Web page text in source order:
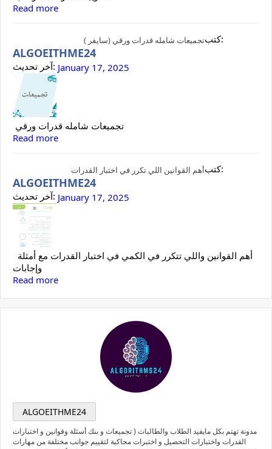
Read more
تجميعات شامله قدرات ورقي (سايفر ) كتب:
ALGOEITHME24
آخر تحديث: January 17, 2025
Read more
أهم القوانين اللي تكرر في اختبار القدرات كتب:
ALGOEITHME24
آخر تحديث: January 17, 2025
وإجابات
Read more
ALGOEITHME24
مدونة تهتم بكل مايفيد الطلاب والطالبات ( تجميعات و بنك أسئلة وقوانين و اختبارات
القدرات واختبارات التحصيل و اختبرات محاكية لتقييم جوانب مختلفة من مهارات